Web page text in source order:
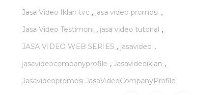
Jasa Video Iklan tvc , jasa video promosi ,
Jasa Video Testimoni , jasa video tutorial ,
JASA VIDEO WEB SERIES , jasavideo ,
jasavideocompanyprofile , Jasavideoiklan ,
Jasavideopromosi JasaVideoCompanyProfile